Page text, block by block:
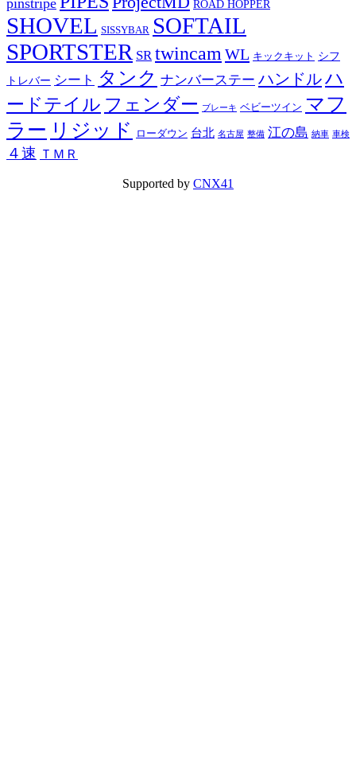
pinstripe ROAD HOPPER
SHOVEL SISSYBAR SOFTAIL
SPORTSTER SR twincamWL キックキット シフ
トレバー シート タンク ナンバーステー ハンドルハ
ードテイル フェンダー ブレーキ ベビーツイン マフ
ラー リジッド ローダウン 台北 名古屋 整備 江の島 納車 車検
４速 ＴＭＲ
Supported by CNX41